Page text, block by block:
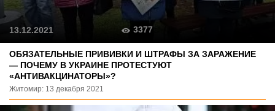
ОБЯЗАТЕЛЬНЫЕ ПРИВИВКИ И ШТРАФЫ ЗА ЗАРАЖЕНИЕ
— ПОЧЕМУ В УКРАИНЕ ПРОТЕСТУЮТ
«АНТИВАКЦИНАТОРЫ»?
Житомир: 13 декабря 2021
13.12.2021 3377